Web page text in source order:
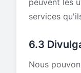
peuvent les
services
6.3
Nous